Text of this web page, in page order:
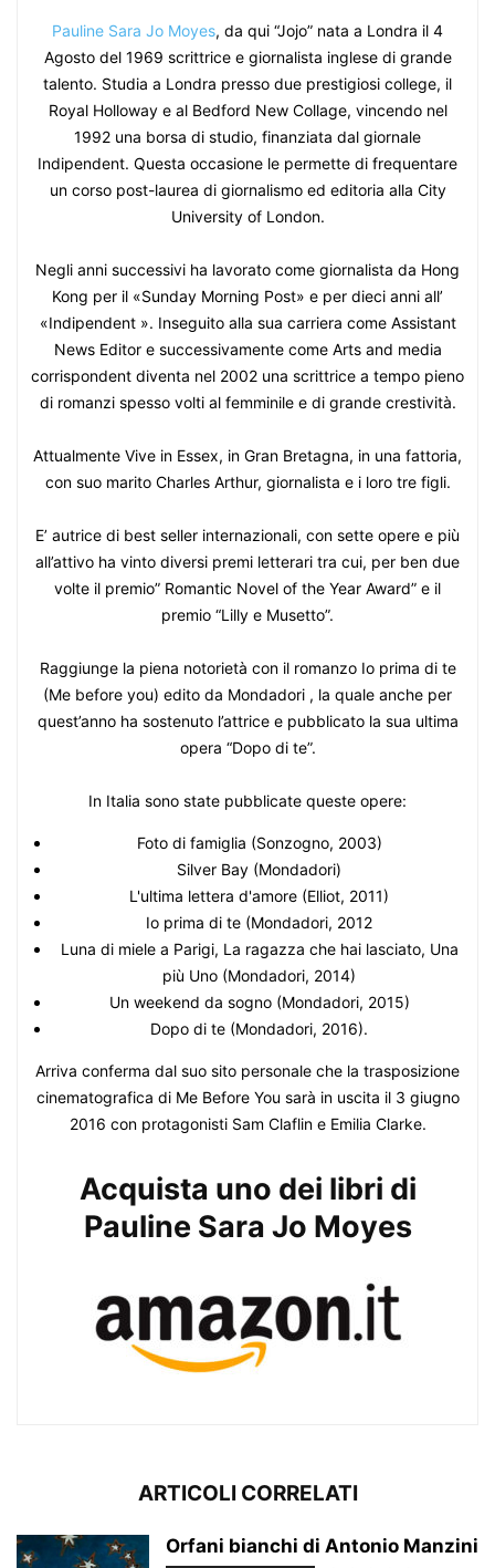
Pauline Sara Jo Moyes, da qui “Jojo” nata a Londra il 4
Agosto del 1969 scrittrice e giornalista inglese di grande
talento. Studia a Londra presso due prestigiosi college, il
Royal Holloway e al Bedford New Collage, vincendo nel
1992 una borsa di studio, finanziata dal giornale
Indipendent. Questa occasione le permette di frequentare
un corso post-laurea di giornalismo ed editoria alla City
University of London.
Negli anni successivi ha lavorato come giornalista da Hong
Kong per il «Sunday Morning Post» e per dieci anni all’
«Indipendent ». Inseguito alla sua carriera come Assistant
News Editor e successivamente come Arts and media
corrispondent diventa nel 2002 una scrittrice a tempo pieno
di romanzi spesso volti al femminile e di grande crestività.
Attualmente Vive in Essex, in Gran Bretagna, in una fattoria,
con suo marito Charles Arthur, giornalista e i loro tre figli.
E’ autrice di best seller internazionali, con sette opere e più
all’attivo ha vinto diversi premi letterari tra cui, per ben due
volte il premio” Romantic Novel of the Year Award” e il
premio “Lilly e Musetto”.
Raggiunge la piena notorietà con il romanzo Io prima di te
(Me before you) edito da Mondadori , la quale anche per
quest’anno ha sostenuto l’attrice e pubblicato la sua ultima
opera “Dopo di te”.
In Italia sono state pubblicate queste opere:
Foto di famiglia (Sonzogno, 2003)
Silver Bay (Mondadori)
L'ultima lettera d'amore (Elliot, 2011)
Io prima di te (Mondadori, 2012
Luna di miele a Parigi, La ragazza che hai lasciato, Una
più Uno (Mondadori, 2014)
Un weekend da sogno (Mondadori, 2015)
Dopo di te (Mondadori, 2016).
Arriva conferma dal suo sito personale che la trasposizione
cinematografica di Me Before You sarà in uscita il 3 giugno
2016 con protagonisti Sam Claflin e Emilia Clarke.
Acquista uno dei libri di
Pauline Sara Jo Moyes
ARTICOLI CORRELATI
Orfani bianchi di Antonio Manzini